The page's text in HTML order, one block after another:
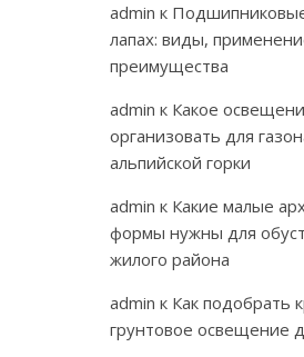
admin к
лапах: виды,
преимущества
admin к Какое
организовать для
альпийской горки
admin к Какие малые
формы нужны для
жилого района
admin к Как подобрать
грунтовое освещение